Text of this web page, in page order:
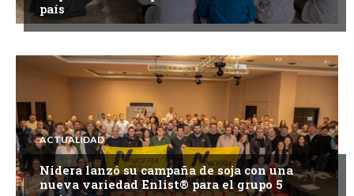
país
ACTUALIDAD
Nidera lanzó su campaña de soja con una
nueva variedad Enlist® para el grupo 5